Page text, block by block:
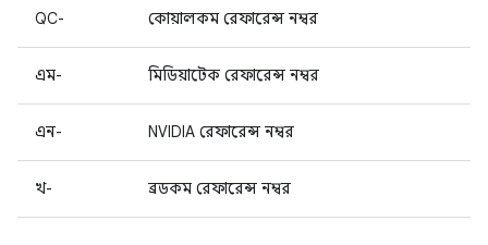
QC- কোয়ালকম রেফারেন্স নম্বর
এম- মিডিয়াটেক রেফারেন্স নম্বর
এন- NVIDIA রেফারেন্স নম্বর
খ- ব্রডকম রেফারেন্স নম্বর